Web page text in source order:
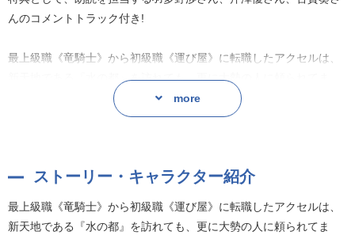
んのコメントトラック付き!
最上級職《竜騎士》から初級職《運び屋》に転職したアクセルは、
新天地である『水の都』を訪れても、更に大勢の人に頼られてま
元竜騎士の最強運び屋が超速で送り届ける、トランスポーターファ
作者:あまうい白一
more
ストーリー・キャラクター紹介
最上級職《竜騎士》から初級職《運び屋》に転職したアクセルは、
新天地である『水の都』を訪れても、更に大勢の人に頼られてま